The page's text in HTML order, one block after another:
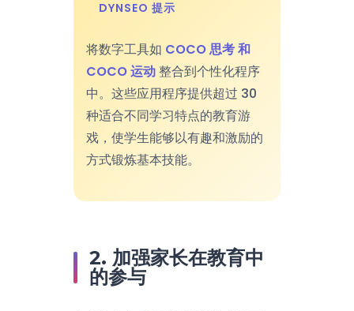
DYNSEO 提示
将数字工具如 COCO 思考 和
COCO 运动整合到个性化程序
中。这些应用程序提供超过 30
种适合不同学习特点的教育游
戏，使学生能够以有趣和激励的
方式锻炼基本技能。
2. 加强家长在教育中
的参与